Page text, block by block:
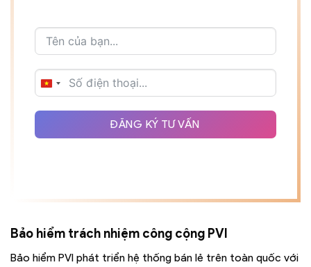
VIETNAM
ĐĂNG KÝ TƯ VẤN
Bảo hiểm trách nhiệm công cộng PVI
Bảo hiểm PVI phát triển hệ thống bán lẻ trên toàn quốc với